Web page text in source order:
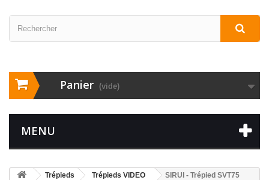
Panier (vide)
MENU
Trépieds Trépieds VIDEO
SIRUI - Trépied SVT75